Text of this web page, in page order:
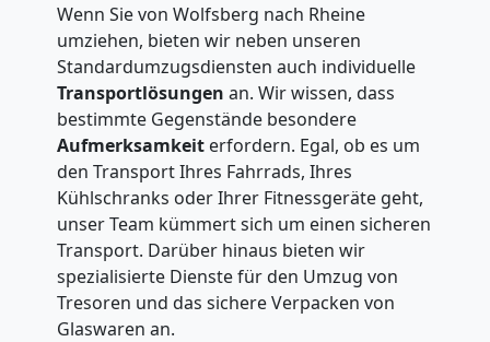
Wenn Sie von Wolfsberg nach Rheine
umziehen, bieten wir neben unseren
Standardumzugsdiensten auch individuelle
Transportlösungen an. Wir wissen, dass
bestimmte Gegenstände besondere
Aufmerksamkeit erfordern. Egal, ob es um
den Transport Ihres Fahrrads, Ihres
Kühlschranks oder Ihrer Fitnessgeräte geht,
unser Team kümmert sich um einen sicheren
Transport. Darüber hinaus bieten wir
spezialisierte Dienste für den Umzug von
Tresoren und das sichere Verpacken von
Glaswaren an.